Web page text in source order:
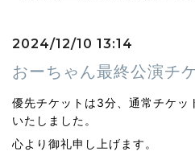
2024/12/10 13:14
おーちゃん最終公演チ
優先チケットは3分、通常チケッ
いたしました。
心より御礼申し上げます。